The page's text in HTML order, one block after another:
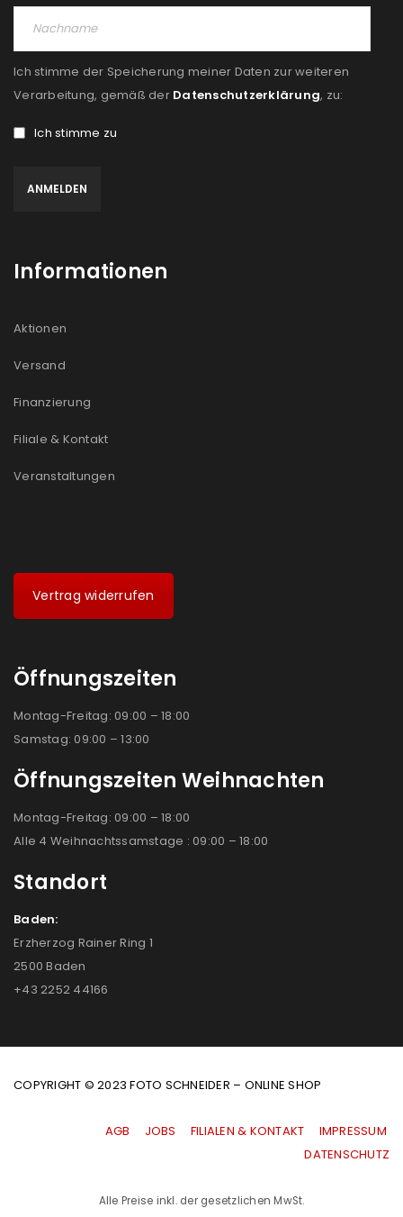
Ich stimme der Speicherung meiner Daten zur weiteren
Verarbeitung, gemäß der Datenschutzerklärung, zu:
Ich stimme zu
Informationen
Aktionen
Versand
Finanzierung
Filiale & Kontakt
Veranstaltungen
Vertrag widerrufen
Öffnungszeiten
Montag-Freitag: 09:00 – 18:00
Samstag: 09:00 – 13:00
Öffnungszeiten Weihnachten
Montag-Freitag: 09:00 – 18:00
Alle 4 Weihnachtssamstage : 09:00 – 18:00
Standort
Baden:
Erzherzog Rainer Ring 1
2500 Baden
+43 2252 44166
COPYRIGHT © 2023 FOTO SCHNEIDER – ONLINE SHOP
AGB JOBS FILIALEN & KONTAKT
IMPRESSUM
|DATENSCHUTZ
Alle Preise inkl. der gesetzlichen MwSt.